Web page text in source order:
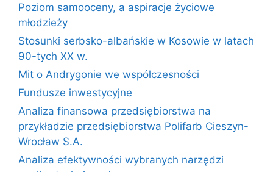
Poziom samooceny, a aspiracje życiowe
młodzieży
Stosunki serbsko-albańskie w Kosowie w latach
90-tych XX w.
Mit o Andrygonie we współczesności
Fundusze inwestycyjne
Analiza finansowa przedsiębiorstwa na
przykładzie przedsiębiorstwa Polifarb Cieszyn-
Wrocław S.A.
Analiza efektywności wybranych narzędzi